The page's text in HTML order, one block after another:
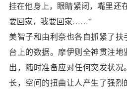
挂在他身上，眼睛紧闭，嘴里还
要回家，我要回家……”
美智子和由利奈也各自抓紧了
台上的数据。摩伊则全神贯注
出，随时准备应对任何突发状
长，空间的扭曲让人产生了强